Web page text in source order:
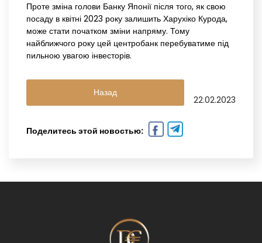
Проте зміна голови Банку Японії після того, як свою
посаду в квітні 2023 року залишить Харухіко Курода,
може стати початком зміни напряму. Тому
найближчого року цей центробанк перебуватиме під
пильною увагою інвесторів.
Назад
22.02.2023
Поделитесь этой новостью: